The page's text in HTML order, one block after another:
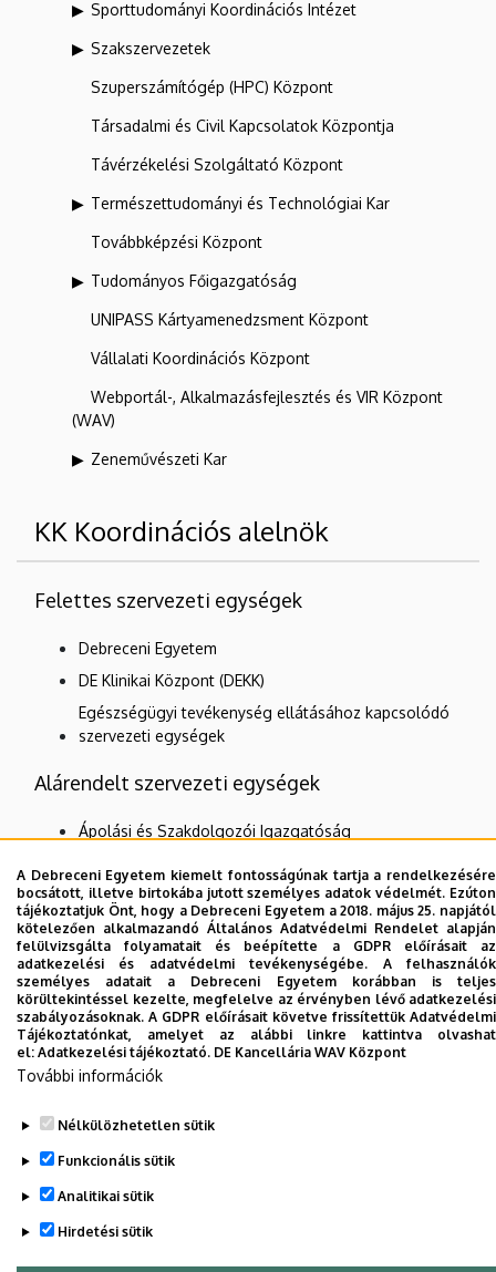
Sporttudományi Koordinációs Intézet
Szakszervezetek
Szuperszámítógép (HPC) Központ
Társadalmi és Civil Kapcsolatok Központja
Távérzékelési Szolgáltató Központ
Természettudományi és Technológiai Kar
Továbbképzési Központ
Tudományos Főigazgatóság
UNIPASS Kártyamenedzsment Központ
Vállalati Koordinációs Központ
Webportál-, Alkalmazásfejlesztés és VIR Központ
(WAV)
Zeneművészeti Kar
KK Koordinációs alelnök
Felettes szervezeti egységek
Debreceni Egyetem
DE Klinikai Központ (DEKK)
Egészségügyi tevékenység ellátásához kapcsolódó
szervezeti egységek
Alárendelt szervezeti egységek
Ápolási és Szakdolgozói Igazgatóság
Dolgozói adatmódosítás igénylése a DE
telefonkönyvében|Külső személyek rögzítése a
DE telefonkönyvében|Súgó|Hibabejelentés
A Debreceni Egyetem kiemelt fontosságúnak tartja a rendelkezésére
bocsátott, illetve birtokába jutott személyes adatok védelmét. Ezúton
tájékoztatjuk Önt, hogy a Debreceni Egyetem a 2018. május 25. napjától
kötelezően alkalmazandó Általános Adatvédelmi Rendelet alapján
felülvizsgálta folyamatait és beépítette a GDPR előírásait az
adatkezelési és adatvédelmi tevékenységébe. A felhasználók
személyes adatait a Debreceni Egyetem korábban is teljes
körültekintéssel kezelte, megfelelve az érvényben lévő adatkezelési
szabályozásoknak. A GDPR előírásait követve frissítettük Adatvédelmi
Tájékoztatónkat, amelyet az alábbi linkre kattintva olvashat
el: Adatkezelési tájékoztató. DE Kancellária WAV Központ
További információk
Nélkülözhetetlen sütik
Funkcionális sütik
Analitikai sütik
Hirdetési sütik